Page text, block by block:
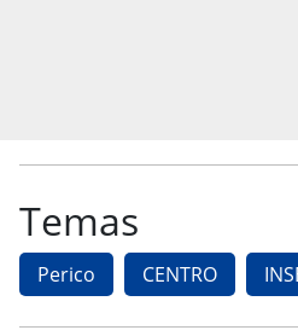
Temas
Perico CENTRO